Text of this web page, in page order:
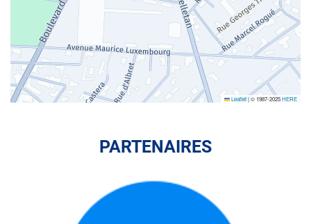
Leaflet|© 1987-2025HERE
PARTENAIRES